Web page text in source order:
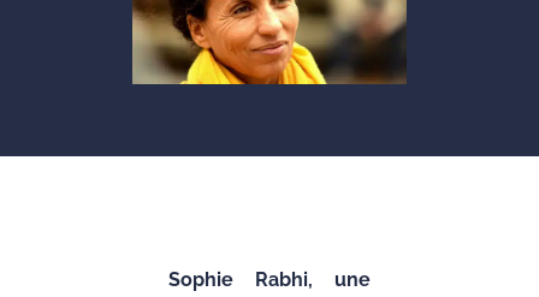
Sophie Rabhi, une